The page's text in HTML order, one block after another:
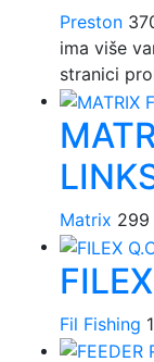
Preston
ima više
stranici
Matrix 299
Fil Fishing